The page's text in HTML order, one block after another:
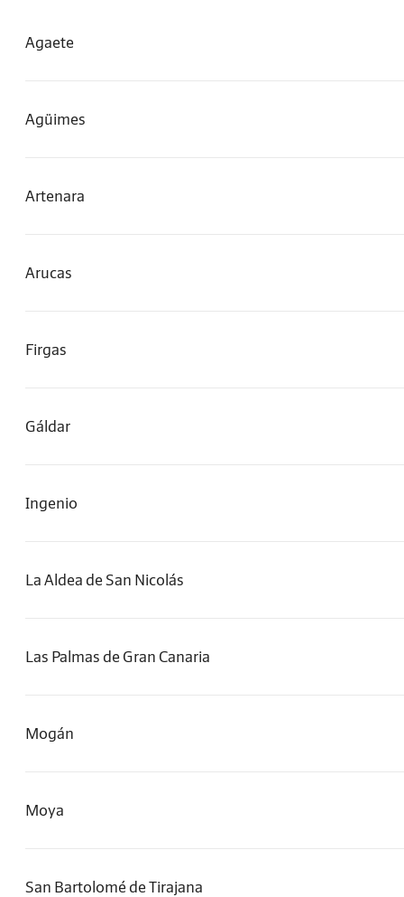
Agaete
Agüimes
Artenara
Arucas
Firgas
Gáldar
Ingenio
La Aldea de San Nicolás
Las Palmas de Gran Canaria
Mogán
Moya
San Bartolomé de Tirajana